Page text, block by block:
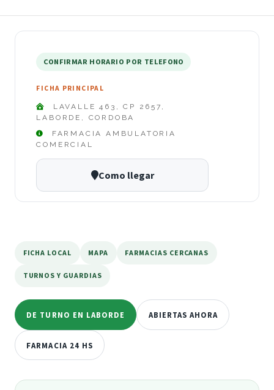
CONFIRMAR HORARIO POR TELEFONO
FICHA PRINCIPAL
LAVALLE 463, CP 2657,
LABORDE, CORDOBA
FARMACIA AMBULATORIA
COMERCIAL
Como llegar
FICHA LOCAL MAPA FARMACIAS CERCANAS
TURNOS Y GUARDIAS
DE TURNO EN LABORDE ABIERTAS AHORA
FARMACIA 24 HS